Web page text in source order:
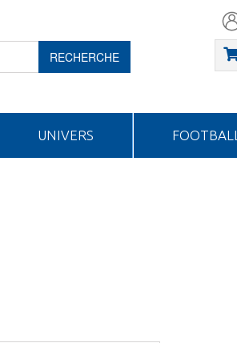
RECHERCHE
UNIVERS FOOTBALL